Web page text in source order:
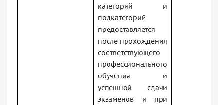
категорий и
подкатегорий
предоставляется
после прохождения
соответствующего
профессионального
обучения и
успешной сдачи
экзаменов и при